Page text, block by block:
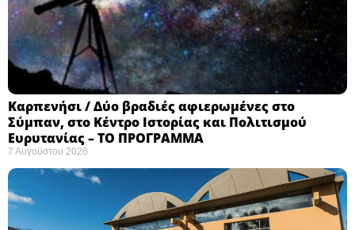
Καρπενήσι / Δύο βραδιές αφιερωμένες στο
Σύμπαν, στο Κέντρο Ιστορίας και Πολιτισμού
Ευρυτανίας – ΤΟ ΠΡΟΓΡΑΜΜΑ
7 Αυγούστου 2026